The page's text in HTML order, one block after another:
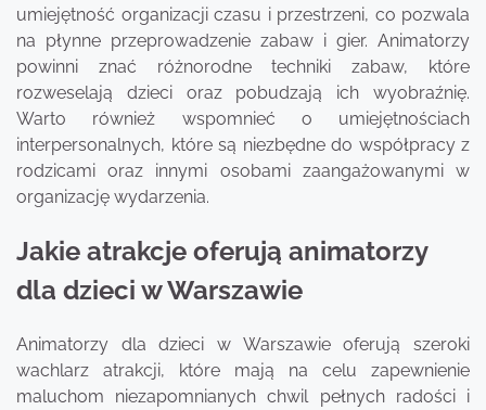
umiejętność organizacji czasu i przestrzeni, co pozwala
na płynne przeprowadzenie zabaw i gier. Animatorzy
powinni znać różnorodne techniki zabaw, które
rozweselają dzieci oraz pobudzają ich wyobraźnię.
Warto również wspomnieć o umiejętnościach
interpersonalnych, które są niezbędne do współpracy z
rodzicami oraz innymi osobami zaangażowanymi w
organizację wydarzenia.
Jakie atrakcje oferują animatorzy
dla dzieci w Warszawie
Animatorzy dla dzieci w Warszawie oferują szeroki
wachlarz atrakcji, które mają na celu zapewnienie
maluchom niezapomnianych chwil pełnych radości i